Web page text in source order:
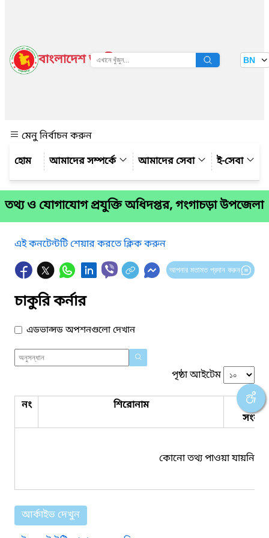
বাংলাদেশ জাতীয় তথ্য বাতায়ন BN
মেনু নির্বাচন করুন
আমাদের সম্পর্কে
আমাদের সেবা ই-সেবা
তথ্য ও যোগাযোগ প্রযুক্তি অধিদপ্তর, গংগাচড়া উপজেলা
এই কনটেন্টটি শেয়ার করতে ক্লিক করুন
আপনার মতামত প্রদান করুন
চাকুরি কর্নার
এডভান্সড অপশনগুলো দেখান
পৃষ্ঠা আইটেম
নং শিরোনাম
কোনো তথ্য পাওয়া যায়নি।
আর্কাইভ দেখুন